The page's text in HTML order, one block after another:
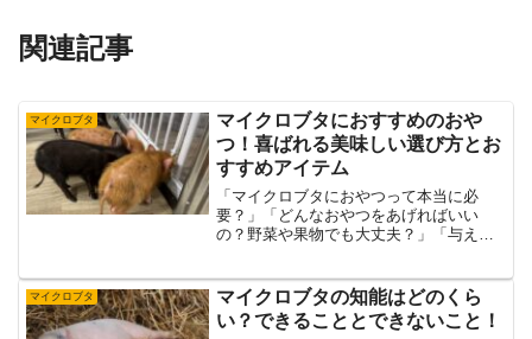
関連記事
マイクロブタ
マイクロブタにおすすめのおや
つ！喜ばれる美味しい選び方とお
すすめアイテム
「マイクロブタにおやつって本当に必
要？」「どんなおやつをあげればいい
の？野菜や果物でも大丈夫？」「与えす
る方に向けて、本記事ではマイクロブタ
のおやつに関する基本的な考え...
マイクロブタ
マイクロブタの知能はどのくら
い？できることとできないこと！